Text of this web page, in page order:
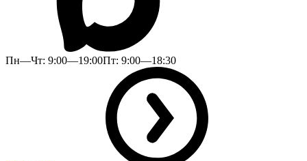
Пн—Чт: 9:00—19:00Пт: 9:00—18:30